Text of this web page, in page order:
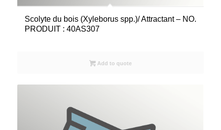
Scolyte du bois (Xyleborus spp.)/ Attractant – NO.
PRODUIT : 40AS307
Add to quote